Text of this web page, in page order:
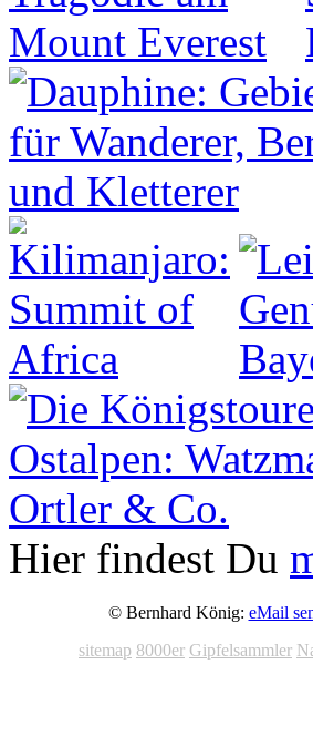
Hier findest Du
© Bernhard König: eMail
sitemap 8000er Gipfelsammler